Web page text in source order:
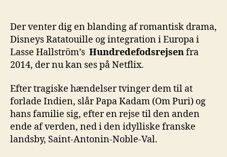
Der venter dig en blanding af romantisk drama,
Disneys Ratatouille og integration i Europa i
Lasse Hallström’s Hundredefodsrejsenfra
2014, der nu kan ses på Netflix.
Efter tragiske hændelser tvinger dem til at
forlade Indien, slår Papa Kadam (Om Puri) og
hans familie sig, efter en rejse til den anden
ende af verden, ned i den idylliske franske
landsby, Saint-Antonin-Noble-Val.